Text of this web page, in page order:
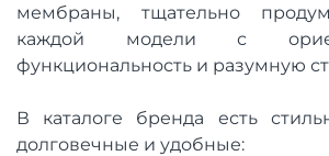
мембраны, тщательно
каждой модели с
функциональность и разумную
В каталоге бренда есть
долговечные и удобные: